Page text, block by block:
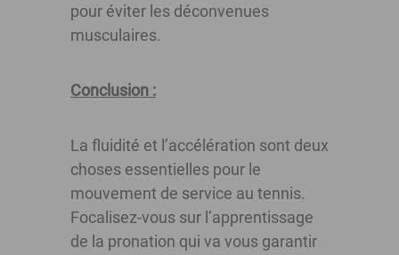
pour éviter les déconvenues
musculaires.
Conclusion :
La fluidité et l’accélération sont deux
choses essentielles pour le
mouvement de service au tennis.
Focalisez-vous sur l’apprentissage
de la pronation qui va vous garantir